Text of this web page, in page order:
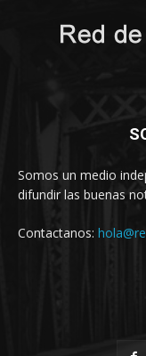
Somos un medio
difundir las buenas
Contactanos: